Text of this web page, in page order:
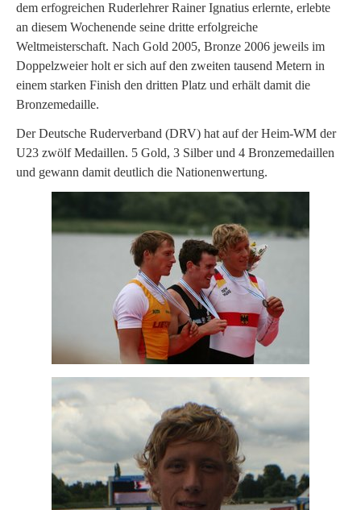
dem erfogreichen Ruderlehrer Rainer Ignatius erlernte, erlebte
an diesem Wochenende seine dritte erfolgreiche
Weltmeisterschaft. Nach Gold 2005, Bronze 2006 jeweils im
Doppelzweier holt er sich auf den zweiten tausend Metern in
einem starken Finish den dritten Platz und erhält damit die
Bronzemedaille.
Der Deutsche Ruderverband (DRV) hat auf der Heim-WM der
U23 zwölf Medaillen. 5 Gold, 3 Silber und 4 Bronzemedaillen
und gewann damit deutlich die Nationenwertung.